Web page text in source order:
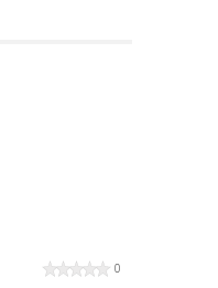
0